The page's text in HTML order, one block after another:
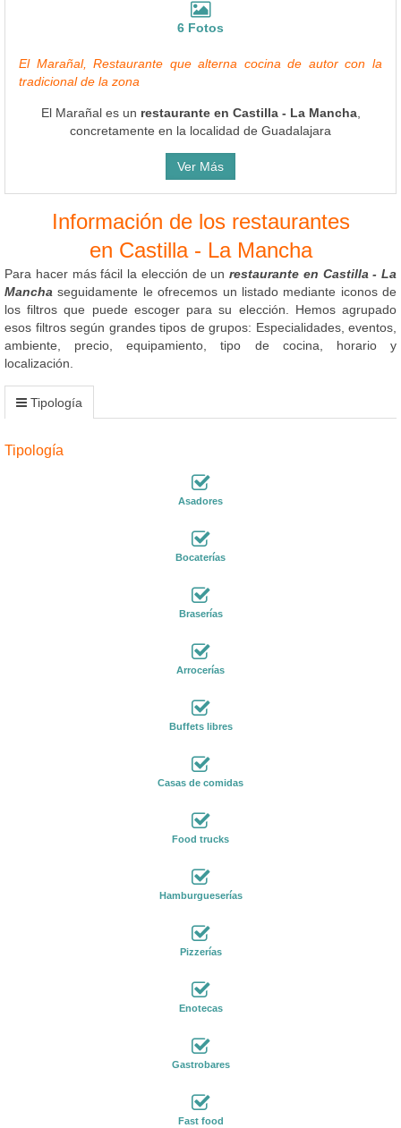
6 Fotos
El Marañal, Restaurante que alterna cocina de autor con la
tradicional de la zona
El Marañal es un restaurante en Castilla - La Mancha,
concretamente en la localidad de Guadalajara
Ver Más
Información de los restaurantes
en Castilla - La Mancha
Para hacer más fácil la elección de un restaurante en Castilla - La
Mancha seguidamente le ofrecemos un listado mediante iconos de
los filtros que puede escoger para su elección. Hemos agrupado
esos filtros según grandes tipos de grupos: Especialidades, eventos,
ambiente, precio, equipamiento, tipo de cocina, horario y
localización.
Tipología
Tipología
Asadores
Bocaterías
Braserías
Arrocerías
Buffets libres
Casas de comidas
Food trucks
Hamburgueserías
Pizzerías
Enotecas
Gastrobares
Fast food